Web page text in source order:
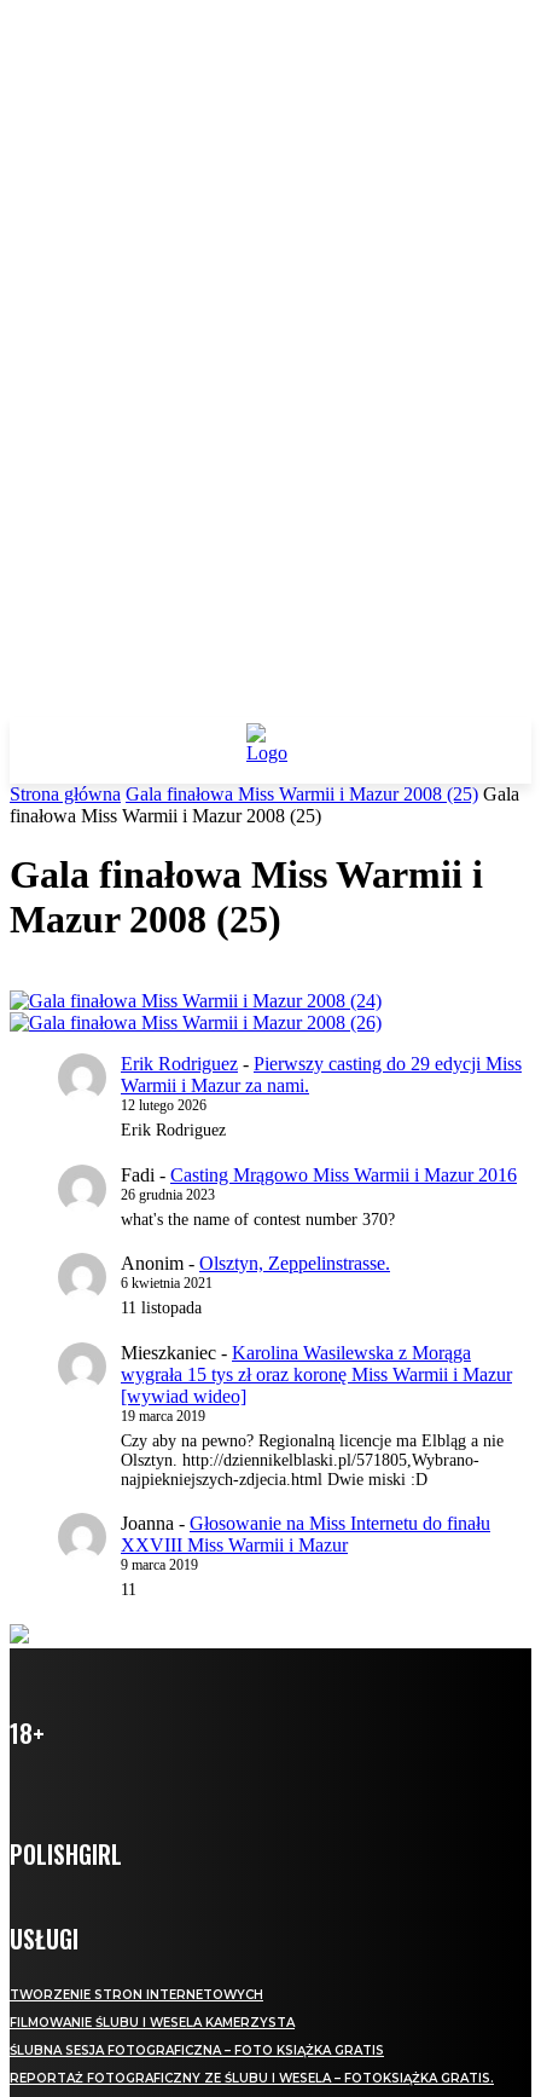
Strona główna Gala finałowa Miss Warmii i Mazur 2008 (25) Gala
finałowa Miss Warmii i Mazur 2008 (25)
Gala finałowa Miss Warmii i
Mazur 2008 (25)
Erik Rodriguez - Pierwszy casting do 29 edycji Miss
Warmii i Mazur za nami.
12 lutego 2026
Erik Rodriguez
Fadi - Casting Mrągowo Miss Warmii i Mazur 2016
26 grudnia 2023
what's the name of contest number 370?
Anonim - Olsztyn, Zeppelinstrasse.
6 kwietnia 2021
11 listopada
Mieszkaniec - Karolina Wasilewska z Morąga
wygrała 15 tys zł oraz koronę Miss Warmii i Mazur
[wywiad wideo]
19 marca 2019
Czy aby na pewno? Regionalną licencje ma Elbląg a nie
Olsztyn. http://dziennikelblaski.pl/571805,Wybrano-
najpiekniejszych-zdjecia.html Dwie miski :D
Joanna - Głosowanie na Miss Internetu do finału
XXVIII Miss Warmii i Mazur
9 marca 2019
11
18+
POLISHGIRL
USŁUGI
TWORZENIE STRON INTERNETOWYCH
FILMOWANIE ŚLUBU I WESELA KAMERZYSTA
ŚLUBNA SESJA FOTOGRAFICZNA – FOTO KSIĄŻKA GRATIS
REPORTAŻ FOTOGRAFICZNY ZE ŚLUBU I WESELA – FOTOKSIĄŻKA GRATIS.